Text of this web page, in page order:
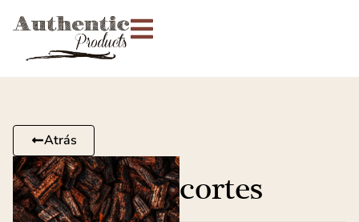
Atrás
cortes